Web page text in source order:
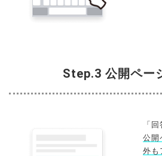
Step.3 公開ペー
「
公開
外も